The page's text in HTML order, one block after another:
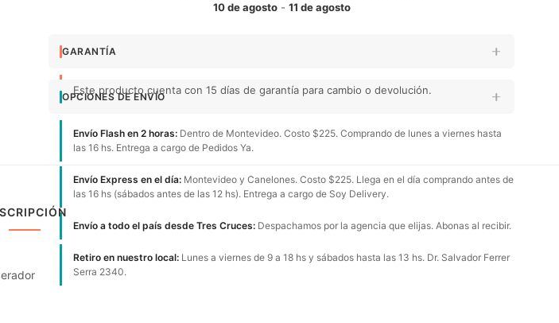
10 de agosto- 11 de agosto
GARANTÍA
Este producto cuenta con 15 días de garantía para cambio o devolución.
OPCIONES DE ENVÍO
Envío Flash en 2 horas: Dentro de Montevideo. Costo $225. Comprando de lunes a viernes hasta
las 16 hs. Entrega a cargo de Pedidos Ya.
Envío Express en el día: Montevideo y Canelones. Costo $225. Llega en el día comprando antes de
las 16 hs (sábados antes de las 12 hs). Entrega a cargo de Soy Delivery.
Envío a todo el país desde Tres Cruces: Despachamos por la agencia que elijas. Abonas al recibir.
Retiro en nuestro local: Lunes a viernes de 9 a 18 hs y sábados hasta las 13 hs. Dr. Salvador Ferrer
Serra 2340.